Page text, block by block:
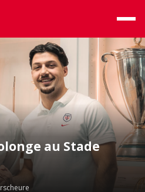
au Stade